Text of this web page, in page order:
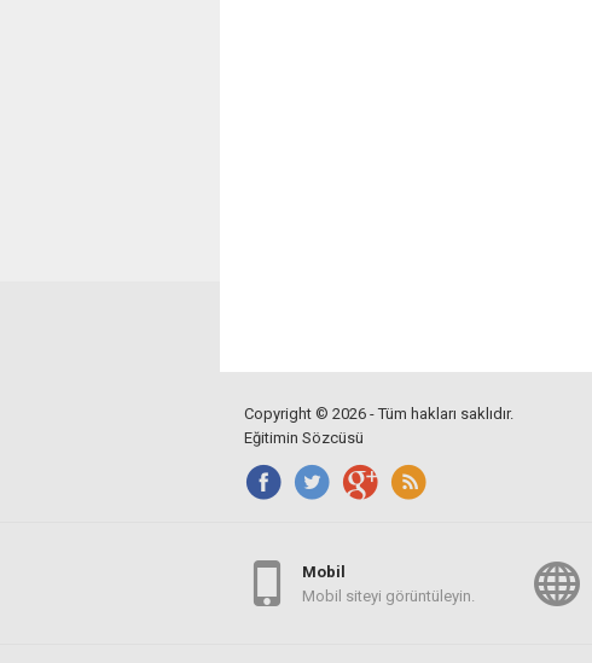
Copyright © 2026 - Tüm hakları saklıdır.
Eğitimin Sözcüsü
Mobil
Mobil siteyi görüntüleyin.